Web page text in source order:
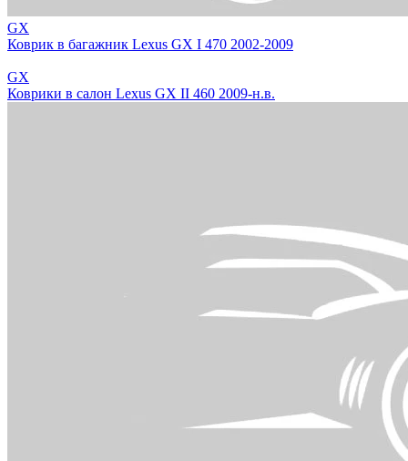
GX
Коврик в багажник Lexus GX I 470 2002-2009
GX
Коврики в салон Lexus GX II 460 2009-н.в.